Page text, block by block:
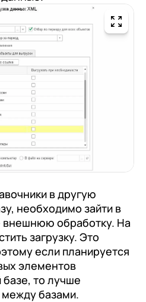
в другую
необходимо зайти в
внешнюю обработку. На
загрузку. Это
если планируется
элементов
базе, то лучше
базами.